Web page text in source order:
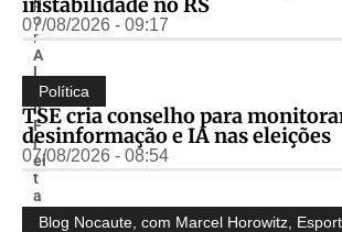
o
r
A
l
m
ir
F
r
ei
t
a
s
07/08/2026 - 09:17
Política
TSE cria conselho para
desinformação e IA nas eleições
07/08/2026 - 08:54
Blog Nocaute, com Marcel Horowitz